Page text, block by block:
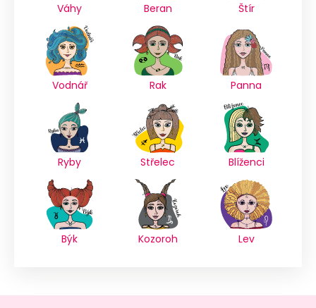
Váhy Beran Štír
Vodnář Rak Panna
Ryby Střelec Blíženci
Býk Kozoroh Lev